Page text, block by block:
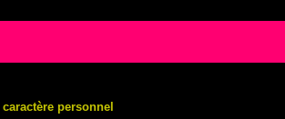
caractère personnel